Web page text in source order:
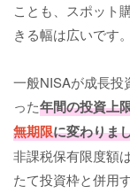
ことも、スポット
きる幅は広いです。
一般NISAが成長投
った年間の投資上
無期限に変わりま
非課税保有限度額
たて投資枠と併用